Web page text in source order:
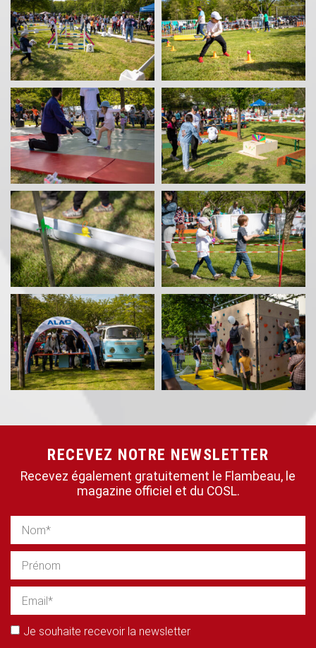
RECEVEZ NOTRE NEWSLETTER
Recevez également gratuitement le Flambeau, le
magazine officiel et du COSL.
Je souhaite recevoir la newsletter